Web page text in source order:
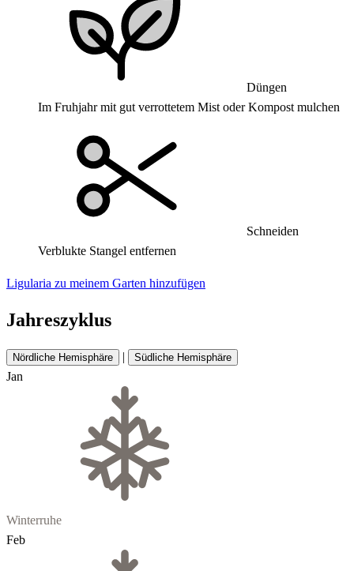
Düngen
Im Fruhjahr mit gut verrottetem Mist oder Kompost mulchen
Schneiden
Verblukte Stangel entfernen
Ligularia zu meinem Garten hinzufügen
Jahreszyklus
Nördliche Hemisphäre | Südliche Hemisphäre
Jan
Winterruhe
Feb